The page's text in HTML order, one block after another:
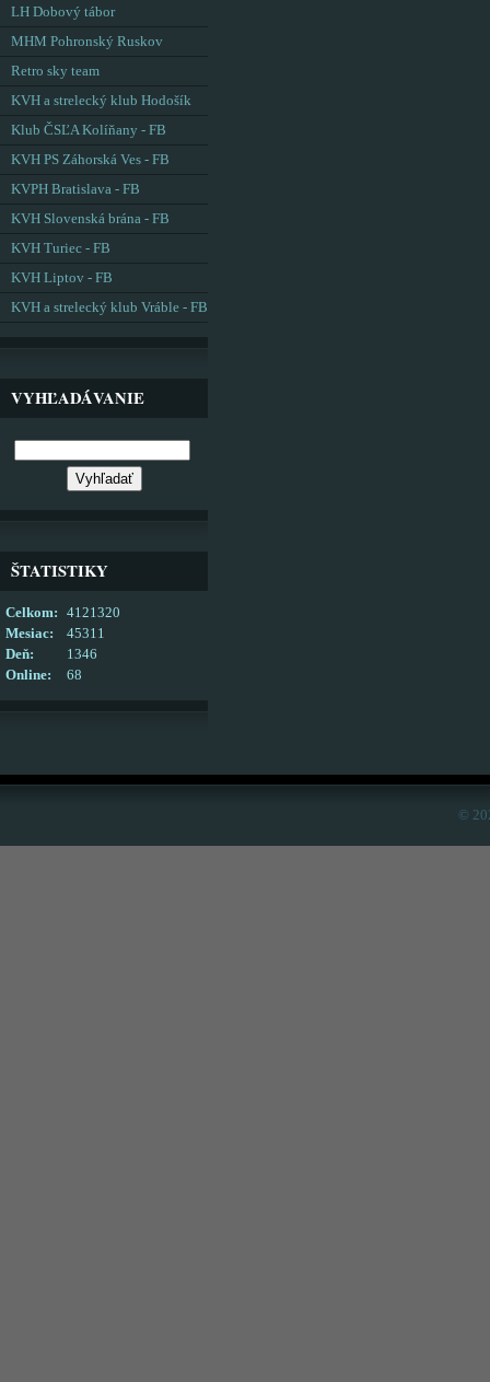
LH Dobový tábor
MHM Pohronský Ruskov
Retro sky team
KVH a strelecký klub Hodošík
Klub ČSĽA Kolíňany - FB
KVH PS Záhorská Ves - FB
KVPH Bratislava - FB
KVH Slovenská brána - FB
KVH Turiec - FB
KVH Liptov - FB
KVH a strelecký klub Vráble - FB
VYHĽADÁVANIE
ŠTATISTIKY
Online: 68
Celkom:
4121320
Mesiac:
45311
Deň:
1346
©